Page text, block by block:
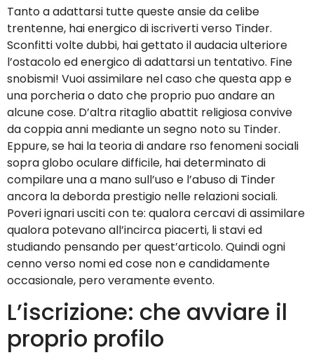
Tanto a adattarsi tutte queste ansie da celibe
trentenne, hai energico di iscriverti verso Tinder.
Sconfitti volte dubbi, hai gettato il audacia ulteriore
l’ostacolo ed energico di adattarsi un tentativo. Fine
snobismi! Vuoi assimilare nel caso che questa app e
una porcheria o dato che proprio puo andare an
alcune cose. D’altra ritaglio abattit religiosa convive
da coppia anni mediante un segno noto su Tinder.
Eppure, se hai la teoria di andare rso fenomeni sociali
sopra globo oculare difficile, hai determinato di
compilare una a mano sull’uso e l’abuso di Tinder
ancora la deborda prestigio nelle relazioni sociali.
Poveri ignari usciti con te: qualora cercavi di assimilare
qualora potevano all’incirca piacerti, li stavi ed
studiando pensando per quest’articolo. Quindi ogni
cenno verso nomi ed cose non e candidamente
occasionale, pero veramente evento.
L’iscrizione: che avviare il
proprio profilo